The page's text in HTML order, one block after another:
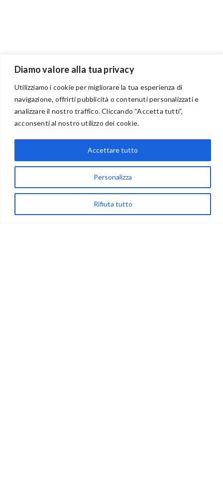
Diamo valore alla tua privacy
Utilizziamo i cookie per migliorare la tua esperienza di
navigazione, offrirti pubblicità o contenuti personalizzati e
analizzare il nostro traffico. Cliccando “Accetta tutti”,
acconsenti al nostro utilizzo dei cookie.
Personalizza
Rifiuta tutto
Accettare tutto
BENVENUTI NEL PORTALE RIVENDITORI
via Acqua delle Noci 12
83024 Monteforte Irpino (AV)
(+39) 081-7777233
info@ideepercreare.it